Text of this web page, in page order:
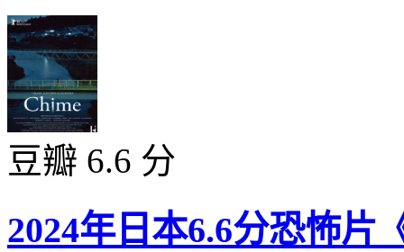
豆瓣 6.6 分
2024年日本6.6分恐怖片